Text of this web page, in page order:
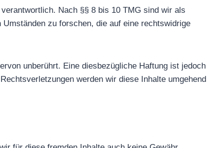
Nach §§ 8 bis 10 TMG sind wir als
zu forschen, die auf eine rechtswidrige
unberührt. Eine diesbezügliche Haftung ist jedoch
werden wir diese Inhalte umgehend